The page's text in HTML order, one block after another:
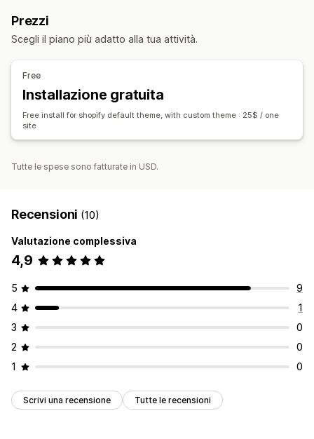
Prodotti consigliati
Personalizzazione del check-out
Upselling con un clic Multilingua
Prezzi
Scegli il piano più adatto alla tua attività.
Free
Installazione gratuita
Free install for shopify default theme, with custom theme : 25$ / one
site
Tutte le spese sono fatturate in USD.
Recensioni (10)
Valutazione complessiva
4,9
5
9
4
1
3
0
2
0
1
0
Scrivi una recensione Tutte le recensioni